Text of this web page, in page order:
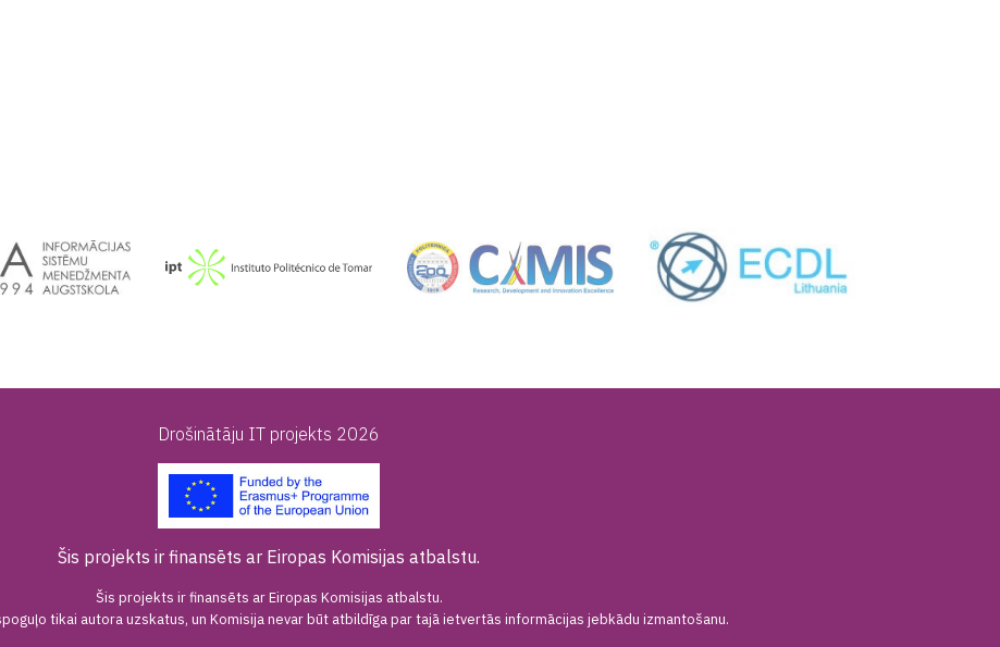
Drošinātāju IT projekts 2026
Šis projekts ir finansēts ar Eiropas Komisijas atbalstu.
Šis projekts ir finansēts ar Eiropas Komisijas atbalstu.
tikai autora uzskatus, un Komisija nevar būt atbildīga par tajā ietvertās informācijas jebkādu izmantošanu.